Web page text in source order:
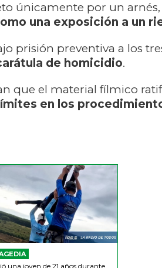
únicamente por un
una exposición a un
prisión preventiva a los
de homicidio.
que el material fílmico
en los
una joven de 21 años durante